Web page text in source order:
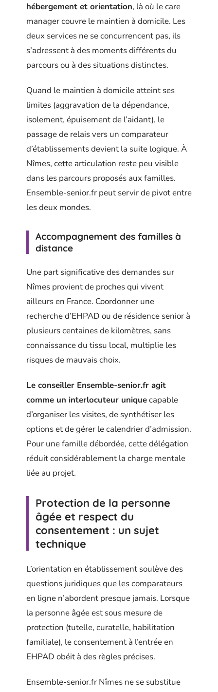
hébergement et orientation, là où le care
manager couvre le maintien à domicile. Les
deux services ne se concurrencent pas, ils
s’adressent à des moments différents du
parcours ou à des situations distinctes.
Quand le maintien à domicile atteint ses
limites (aggravation de la dépendance,
isolement, épuisement de l’aidant), le
passage de relais vers un comparateur
d’établissements devient la suite logique. À
Nîmes, cette articulation reste peu visible
dans les parcours proposés aux familles.
Ensemble-senior.fr peut servir de pivot entre
les deux mondes.
Accompagnement des familles à
distance
Une part significative des demandes sur
Nîmes provient de proches qui vivent
ailleurs en France. Coordonner une
recherche d’EHPAD ou de résidence senior à
plusieurs centaines de kilomètres, sans
connaissance du tissu local, multiplie les
risques de mauvais choix.
Le conseiller Ensemble-senior.fr agit
comme un interlocuteur uniquecapable
d’organiser les visites, de synthétiser les
options et de gérer le calendrier d’admission.
Pour une famille débordée, cette délégation
réduit considérablement la charge mentale
liée au projet.
Protection de la personne
âgée et respect du
consentement : un sujet
technique
L’orientation en établissement soulève des
questions juridiques que les comparateurs
en ligne n’abordent presque jamais. Lorsque
la personne âgée est sous mesure de
protection (tutelle, curatelle, habilitation
familiale), le consentement à l’entrée en
EHPAD obéit à des règles précises.
Ensemble-senior.fr Nîmes ne se substitue